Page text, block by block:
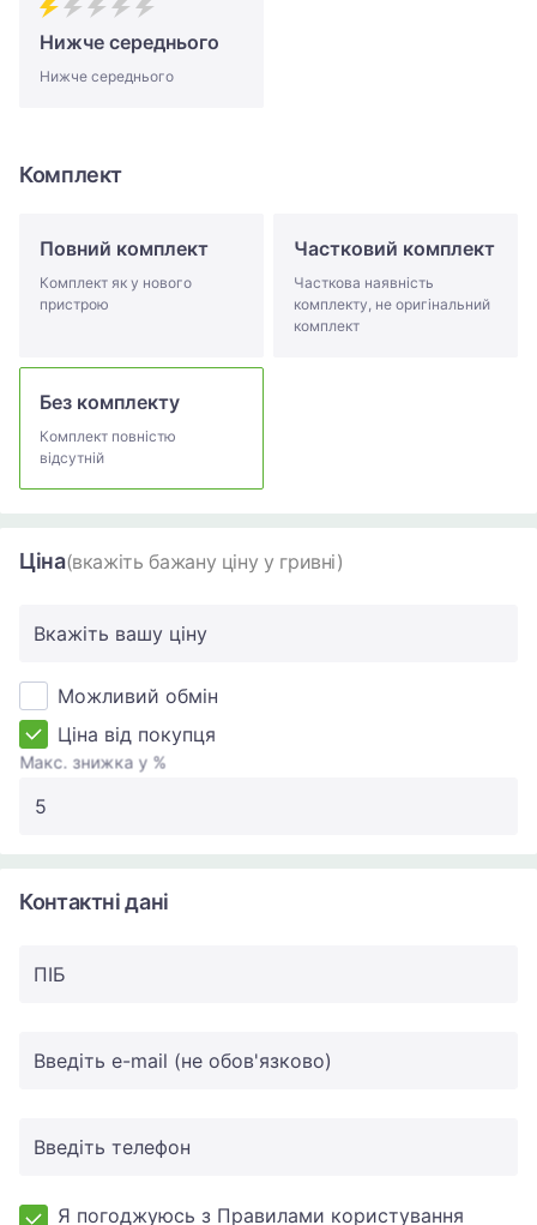
Нижче середнього
Нижче середнього
Комплект
Повний комплект
Комплект як у нового
пристрою
Частковий комплект
Часткова наявність
комплекту, не оригінальний
комплект
Без комплекту
Комплект повністю
відсутній
Ціна(вкажіть бажану ціну у гривні)
Вкажіть вашу ціну
Можливий обмін
Ціна від покупця
Макс. знижка у %
Контактні дані
ПIБ
Введіть e-mail (не обов'язково)
Введіть телефон
Я погоджуюсь з Правилами користування